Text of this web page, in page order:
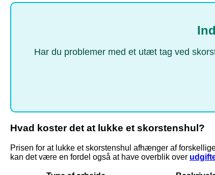
Har du problemer med et utæt tag ved
Hvad koster det at lukke et skorstenshul?
Prisen for at lukke et skorstenshul afhænger af
kan det være en fordel også at have overblik over